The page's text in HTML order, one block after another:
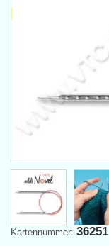
Kartennummer: 36251